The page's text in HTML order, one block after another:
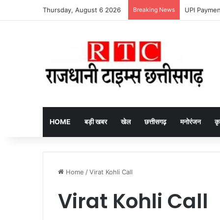
Thursday, August 6 2026 Breaking News
HOME बड़ी खबर खेल छत्तीसगढ़ मनोरंजन
Home /Virat Kohli Call
Virat Kohli Call